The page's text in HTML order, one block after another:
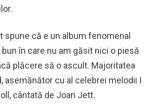
spune că e un album fenomenal
în care nu am găsit nici o piesă
plăcere să o ascult. Majoritatea
asemănător cu al celebrei melodii I
cântată de Joan Jett.